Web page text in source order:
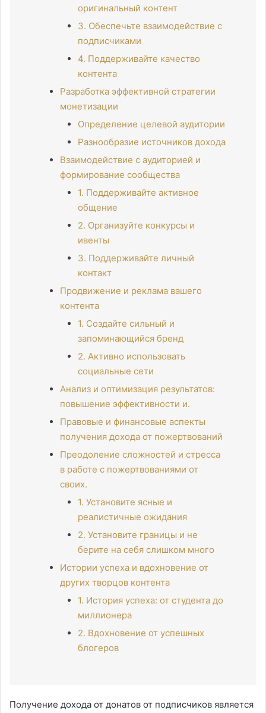
оригинальный контент
3. Обеспечьте взаимодействие с
подписчиками
4. Поддерживайте качество
контента
Разработка эффективной стратегии
монетизации
Определение целевой аудитории
Разнообразие источников дохода
Взаимодействие с аудиторией и
формирование сообщества
1. Поддерживайте активное
общение
2. Организуйте конкурсы и
ивенты
3. Поддерживайте личный
контакт
Продвижение и реклама вашего
контента
1. Создайте сильный и
запоминающийся бренд
2. Активно использовать
социальные сети
Анализ и оптимизация результатов:
повышение эффективности и.
Правовые и финансовые аспекты
получения дохода от пожертвований
Преодоление сложностей и стресса
в работе с пожертвованиями от
своих.
1. Установите ясные и
реалистичные ожидания
2. Установите границы и не
берите на себя слишком много
Истории успеха и вдохновение от
других творцов контента
1. История успеха: от студента до
миллионера
2. Вдохновение от успешных
блогеров
Получение дохода от донатов от подписчиков является